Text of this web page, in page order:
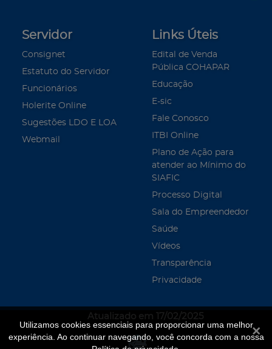
Utilizamos cookies essenciais para proporcionar uma melhor
experiência. Ao continuar navegando, você concorda com a nossa
Servidor
Consignet
Estatuto do Servidor
Funcionários
Holerite Online
Sugestões LDO E LOA
Webmail
Links Úteis
Edital de Venda
Pública COHAPAR
Educação
E-sic
Fale Conosco
ITBI Online
Plano de Ação para
atender ao Mínimo do
SIAFIC
Processo Digital
Sala do Empreendedor
Saúde
Vídeos
Transparência
Privacidade
Atualizado em 17/02/2025